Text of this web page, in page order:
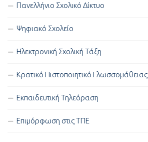
Πανελλήνιο Σχολικό Δίκτυο
Ψηφιακό Σχολείο
Ηλεκτρονική Σχολική Τάξη
Κρατικό Πιστοποιητικό Γλωσσομάθειας
Εκπαιδευτική Τηλεόραση
Επιμόρφωση στις ΤΠΕ